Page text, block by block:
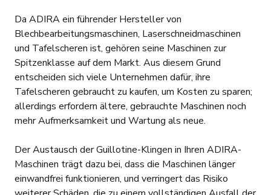
Da ADIRA ein führender Hersteller von
Blechbearbeitungsmaschinen, Laserschneidmaschinen
und Tafelscheren ist, gehören seine Maschinen zur
Spitzenklasse auf dem Markt. Aus diesem Grund
entscheiden sich viele Unternehmen dafür, ihre
Tafelscheren gebraucht zu kaufen, um Kosten zu sparen;
allerdings erfordern ältere, gebrauchte Maschinen noch
mehr Aufmerksamkeit und Wartung als neue.
Der Austausch der Guillotine-Klingen in Ihren ADIRA-
Maschinen trägt dazu bei, dass die Maschinen länger
einwandfrei funktionieren, und verringert das Risiko